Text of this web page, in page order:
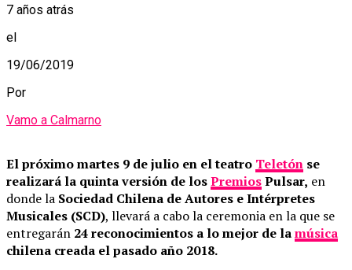
7 años atrás
el
19/06/2019
Por
Vamo a Calmarno
El próximo martes 9 de julio en el teatro Teletón se
realizará la quinta versión de losPremiosPulsar, en
donde la Sociedad Chilena de Autores e Intérpretes
Musicales (SCD), llevará a cabo la ceremonia en la que se
entregarán 24 reconocimientos a lo mejor de lamúsica
chilena creada el pasado año 2018.